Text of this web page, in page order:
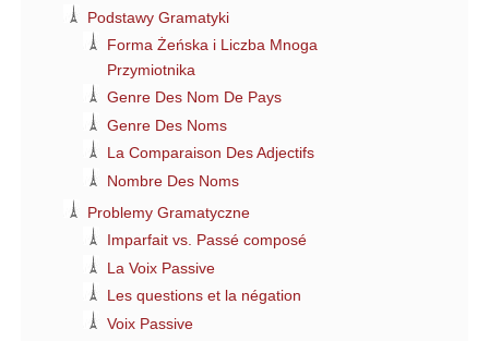
Podstawy Gramatyki
Forma Żeńska i Liczba Mnoga
Przymiotnika
Genre Des Nom De Pays
Genre Des Noms
La Comparaison Des Adjectifs
Nombre Des Noms
Problemy Gramatyczne
Imparfait vs. Passé composé
La Voix Passive
Les questions et la négation
Voix Passive